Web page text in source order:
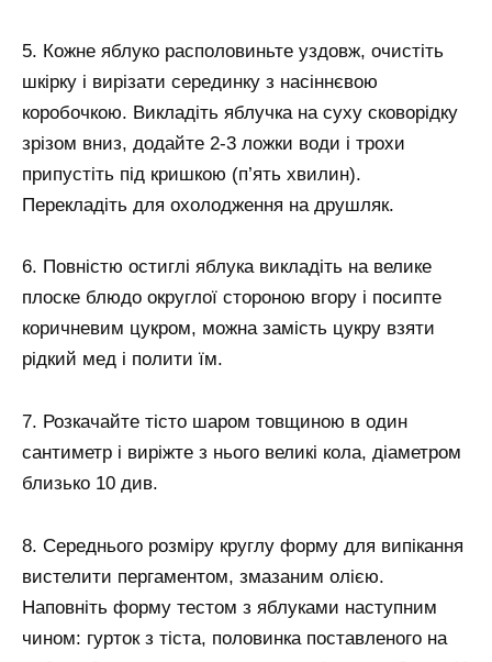
5. Кожне яблуко располовиньте уздовж, очистіть
шкірку і вирізати серединку з насіннєвою
коробочкою. Викладіть яблучка на суху сковорідку
зрізом вниз, додайте 2-3 ложки води і трохи
припустіть під кришкою (п’ять хвилин).
Перекладіть для охолодження на друшляк.
6. Повністю остиглі яблука викладіть на велике
плоске блюдо округлої стороною вгору і посипте
коричневим цукром, можна замість цукру взяти
рідкий мед і полити їм.
7. Розкачайте тісто шаром товщиною в один
сантиметр і виріжте з нього великі кола, діаметром
близько 10 див.
8. Середнього розміру круглу форму для випікання
вистелити пергаментом, змазаним олією.
Наповніть форму тестом з яблуками наступним
чином: гурток з тіста, половинка поставленого на